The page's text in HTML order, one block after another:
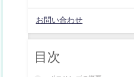
お問い合わせ
目次